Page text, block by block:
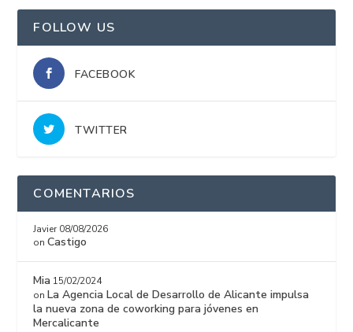
FOLLOW US
FACEBOOK
TWITTER
COMENTARIOS
Javier 08/08/2026
onCastigo
Mia 15/02/2024
onLa Agencia Local de Desarrollo de Alicante impulsa
la nueva zona de coworking para jóvenes en
Mercalicante